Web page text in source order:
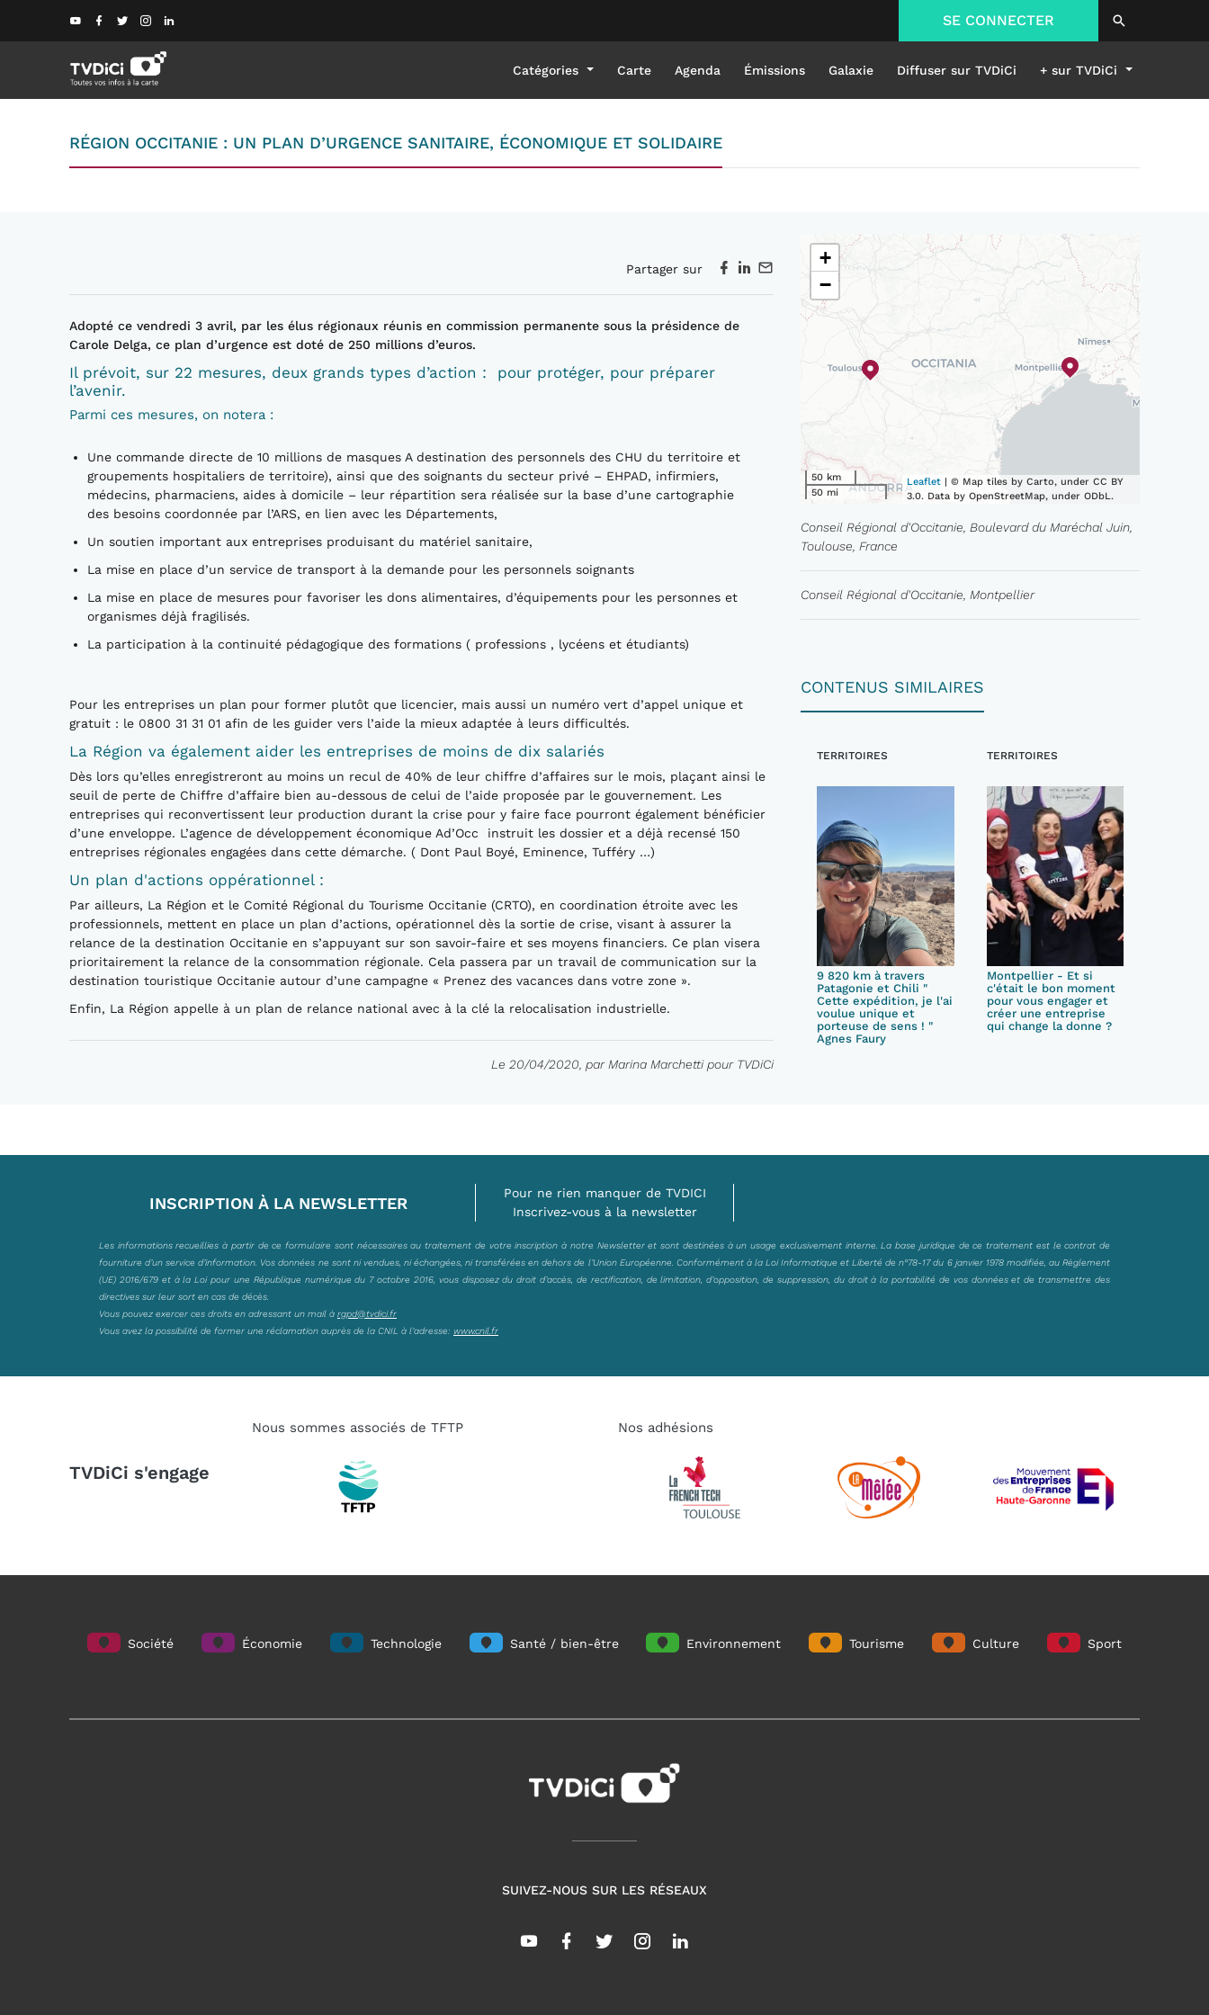
SE CONNECTER
Catégories Carte Agenda Émissions Galaxie Diffuser sur TVDiCi + sur TVDiCi
RÉGION OCCITANIE : UN PLAN D’URGENCE SANITAIRE, ÉCONOMIQUE ET SOLIDAIRE
Partager sur
Adopté ce vendredi 3 avril, par les élus régionaux réunis en commission permanente sous la présidence de
Carole Delga, ce plan d’urgence est doté de 250 millions d’euros.
Il prévoit, sur 22 mesures, deux grands types d’action : pour protéger, pour préparer
l’avenir.
Parmi ces mesures, on notera :
Une commande directe de 10 millions de masques A destination des personnels des CHU du territoire et
groupements hospitaliers de territoire), ainsi que des soignants du secteur privé – EHPAD, infirmiers,
médecins, pharmaciens, aides à domicile – leur répartition sera réalisée sur la base d’une cartographie
des besoins coordonnée par l’ARS, en lien avec les Départements,
Un soutien important aux entreprises produisant du matériel sanitaire,
La mise en place d’un service de transport à la demande pour les personnels soignants
La mise en place de mesures pour favoriser les dons alimentaires, d’équipements pour les personnes et
organismes déjà fragilisés.
La participation à la continuité pédagogique des formations ( professions , lycéens et étudiants)
Pour les entreprises un plan pour former plutôt que licencier, mais aussi un numéro vert d’appel unique et
gratuit : le 0800 31 31 01 afin de les guider vers l’aide la mieux adaptée à leurs difficultés.
La Région va également aider les entreprises de moins de dix salariés
Dès lors qu’elles enregistreront au moins un recul de 40% de leur chiffre d’affaires sur le mois, plaçant ainsi le
seuil de perte de Chiffre d’affaire bien au-dessous de celui de l’aide proposée par le gouvernement. Les
entreprises qui reconvertissent leur production durant la crise pour y faire face pourront également bénéficier
d’une enveloppe. L’agence de développement économique Ad’Occ instruit les dossier et a déjà recensé 150
entreprises régionales engagées dans cette démarche. ( Dont Paul Boyé, Eminence, Tufféry …)
Un plan d'actions oppérationnel :
Par ailleurs, La Région et le Comité Régional du Tourisme Occitanie (CRTO), en coordination étroite avec les
professionnels, mettent en place un plan d’actions, opérationnel dès la sortie de crise, visant à assurer la
relance de la destination Occitanie en s’appuyant sur son savoir-faire et ses moyens financiers. Ce plan visera
prioritairement la relance de la consommation régionale. Cela passera par un travail de communication sur la
destination touristique Occitanie autour d’une campagne « Prenez des vacances dans votre zone ».
Enfin, La Région appelle à un plan de relance national avec à la clé la relocalisation industrielle.
Le 20/04/2020, par Marina Marchetti pour TVDiCi
+
−
50 km
50 mi
Leaflet | © Map tiles by Carto, under CC BY
3.0. Data by OpenStreetMap, under ODbL.
Conseil Régional d'Occitanie, Boulevard du Maréchal Juin,
Toulouse, France
Conseil Régional d'Occitanie, Montpellier
CONTENUS SIMILAIRES
TERRITOIRES
9 820 km à travers
Patagonie et Chili "
Cette expédition, je l'ai
voulue unique et
porteuse de sens ! "
Agnes Faury
TERRITOIRES
Montpellier - Et si
c'était le bon moment
pour vous engager et
créer une entreprise
qui change la donne ?
INSCRIPTION À LA NEWSLETTER
Pour ne rien manquer de TVDICI
Inscrivez-vous à la newsletter
Les informations recueillies à partir de ce formulaire sont nécessaires au traitement de votre inscription à notre Newsletter et sont destinées à un usage exclusivement interne. La base juridique de ce traitement est le contrat de
fourniture d’un service d’information. Vos données ne sont ni vendues, ni échangées, ni transférées en dehors de l’Union Européenne. Conformément à la Loi Informatique et Liberté de n°78-17 du 6 janvier 1978 modifiée, au Règlement
(UE) 2016/679 et à la Loi pour une République numérique du 7 octobre 2016, vous disposez du droit d’accès, de rectification, de limitation, d’opposition, de suppression, du droit à la portabilité de vos données et de transmettre des
directives sur leur sort en cas de décès.
Vous pouvez exercer ces droits en adressant un mail à rgpd@tvdici.fr
Vous avez la possibilité de former une réclamation auprès de la CNIL à l’adresse: www.cnil.fr
TVDiCi s'engage
Nous sommes associés de TFTP Nos adhésions
Société Économie Technologie Santé / bien-être Environnement Tourisme Culture Sport
SUIVEZ-NOUS SUR LES RÉSEAUX